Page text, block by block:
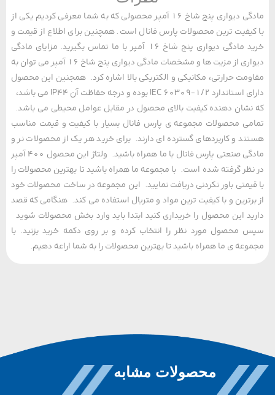
مادگی دیواری پنج شاخ 16 آمپر محصولی که به شما معرفی کردیم یکی از
ترین محصولات پارس فانال است. همچنین برای اطلاع از قیمت و
خرید مادگی دیواری پنج شاخ 16 آمپر با ما تماس بگیرید. مزایای مادگی
دیواری از مزیت ها و مشخصات مادگی دیواری پنج شاخ 16 آمپر می توان به
حرارتی، مکانیکی و الکتریکی بالا اشاره کرد. همجنین این محصول
دارای استاندارد IEC 60309-1/2 بوده و درجه حفاظت آن IP44 می باشد،
دهنده کیفیت بالای محصول در مقابل عوامل محیطی می باشد.
محصولات مجموعه ی پارس فانال بسیار با کیفیت و قیمت مناسب
و کاربردهای گسترده ای دارند. برای خرید هر یک از محصولات نر و
مادگی صنعتی پارس فانال با ما همراه باشید. ولتاژ این محصول 400 آمپر
گرفته شده است. با مجموعه ما همراه باشید تا بهترین محصولات را
باور نکردنی دریافت نمایید. این مجموعه در ساخت محصولات خود
و با کیفیت ترین مواد و متریال استفاده می کند. هنگامی که قصد
این محصول را خریداری کنید ابتدا باید وارد بخش محصولات شوید
محصول مورد نظر را انتخاب کرده و بر روی دکمه خرید بزنید. با
ی ما همراه باشید تا بهترین محصولات را به شما اراعه دهیم.
محصولات مشابه